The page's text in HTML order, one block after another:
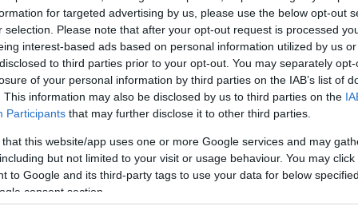
for targeted advertising by us, please use the below opt-out
selection. Please note that after your opt-out request is processed
interest-based ads based on personal information utilized by us
to third parties prior to your opt-out. You may separately
of your personal information by third parties on the IAB’s list of
This information may also be disclosed by us to third parties on the
Participants that may further disclose it to other third parties.
that this website/app uses one or more Google services and may
but not limited to your visit or usage behaviour. You may
to Google and its third-party tags to use your data for below
consent section.
που πρόταξε το εθνικό συμφέρον. Γιατί,
ισχύς. Όποιος ελέγχει την ενέργειά του,
δεν ελέγχει την ενέργειά του, είναι όμηρος των
, είπε. Αναφερόμενος στις διμερείς σχέσεις, ο κ.
δεν έχει καλές σχέσεις με τις ΗΠΑ. Τώρα,
Τραμπ, λίγες ώρες αφού έχει γυρίσει από την Κίνα,
του, και λέει μπράβο στην Ελλάδα, μπράβο στον